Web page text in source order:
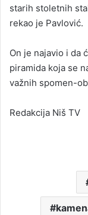
starih stoletnih
rekao je Pavlović.
On je najavio i da
piramida koja se
važnih spomen-
Redakcija Niš TV